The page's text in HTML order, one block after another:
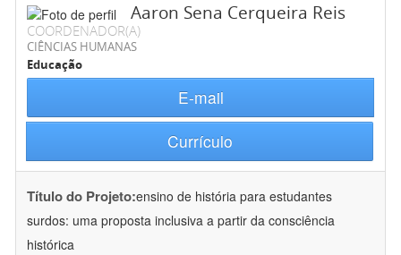
Aaron Sena Cerqueira Reis
COORDENADOR(A)
CIÊNCIAS HUMANAS
Educação
E-mail
Currículo
Título do Projeto:ensino de história para estudantes
surdos: uma proposta inclusiva a partir da consciência
histórica